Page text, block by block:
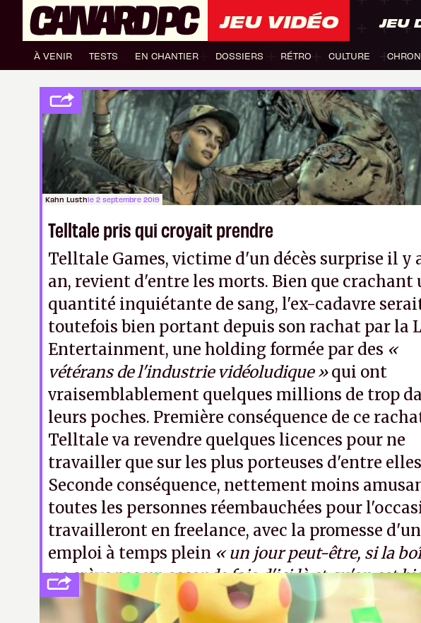
JEU VIDÉO JEU
À VENIR TESTS EN CHANTIER DOSSIERS RÉTRO CULTURE
Kahn Lusthle 2 septembre 2019
Telltale pris qui croyait prendre
Telltale Games, victime d'un décès surprise il y
an, revient d'entre les morts. Bien que crachant
quantité inquiétante de sang, l'ex-cadavre
toutefois bien portant depuis son rachat par la
Entertainment, une holding formée par des «
vétérans de l'industrie vidéoludique »qui ont
vraisemblablement quelques millions de trop
leurs poches. Première conséquence de ce
Telltale va revendre quelques licences pour ne
travailler que sur les plus porteuses d'entre
Seconde conséquence, nettement moins
toutes les personnes réembauchées pour
travailleront en freelance, avec la promesse d'un
emploi à temps plein « un jour peut-être, si la
ne crève pas un seconde fois d'ici là et qu'on est
lunés ».
K.L.